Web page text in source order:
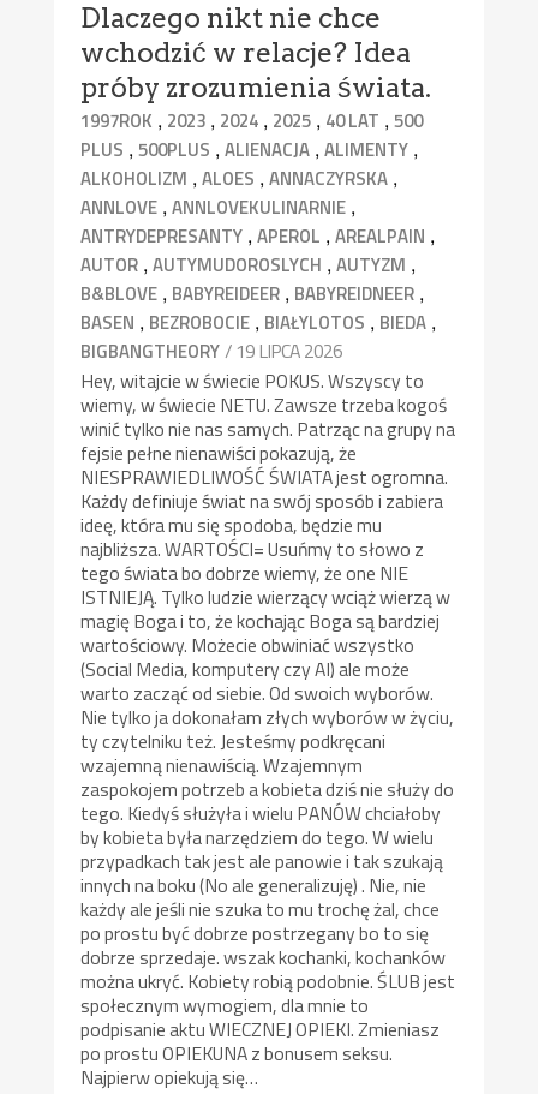
Dlaczego nikt nie chce
wchodzić w relacje? Idea
próby zrozumienia świata.
1997ROK , 2023 , 2024 , 2025 , 40 LAT ,500
PLUS ,500PLUS ,ALIENACJA ,ALIMENTY ,
ALKOHOLIZM ,ALOES ,ANNACZYRSKA ,
ANNLOVE ,ANNLOVEKULINARNIE ,
ANTRYDEPRESANTY ,APEROL ,AREALPAIN ,
AUTOR ,AUTYMUDOROSLYCH ,AUTYZM ,
B&BLOVE , BABYREIDEER , BABYREIDNEER ,
BASEN , BEZROBOCIE , BIAŁYLOTOS , BIEDA ,
BIGBANGTHEORY/ 19 LIPCA 2026
Hey, witajcie w świecie POKUS. Wszyscy to
wiemy, w świecie NETU. Zawsze trzeba kogoś
winić tylko nie nas samych. Patrząc na grupy na
fejsie pełne nienawiści pokazują, że
NIESPRAWIEDLIWOŚĆ ŚWIATA jest ogromna.
Każdy definiuje świat na swój sposób i zabiera
ideę, która mu się spodoba, będzie mu
najbliższa. WARTOŚCI= Usuńmy to słowo z
tego świata bo dobrze wiemy, że one NIE
ISTNIEJĄ. Tylko ludzie wierzący wciąż wierzą w
magię Boga i to, że kochając Boga są bardziej
wartościowy. Możecie obwiniać wszystko
(Social Media, komputery czy AI) ale może
warto zacząć od siebie. Od swoich wyborów.
Nie tylko ja dokonałam złych wyborów w życiu,
ty czytelniku też. Jesteśmy podkręcani
wzajemną nienawiścią. Wzajemnym
zaspokojem potrzeb a kobieta dziś nie służy do
tego. Kiedyś służyła i wielu PANÓW chciałoby
by kobieta była narzędziem do tego. W wielu
przypadkach tak jest ale panowie i tak szukają
innych na boku (No ale generalizuję) . Nie, nie
każdy ale jeśli nie szuka to mu trochę żal, chce
po prostu być dobrze postrzegany bo to się
dobrze sprzedaje. wszak kochanki, kochanków
można ukryć. Kobiety robią podobnie. ŚLUB jest
społecznym wymogiem, dla mnie to
podpisanie aktu WIECZNEJ OPIEKI. Zmieniasz
po prostu OPIEKUNA z bonusem seksu.
Najpierw opiekują się…